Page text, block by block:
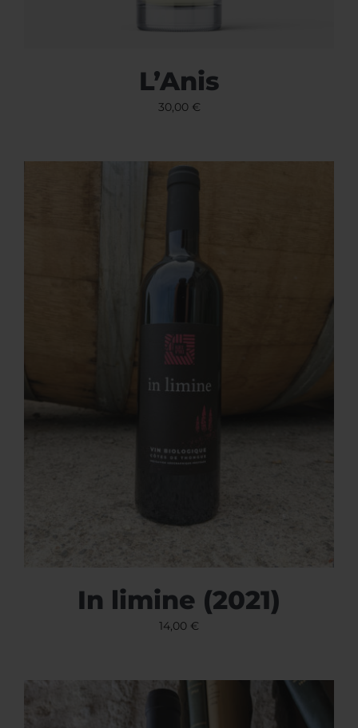
L’Anis
30,00 €
In limine (2021)
14,00 €